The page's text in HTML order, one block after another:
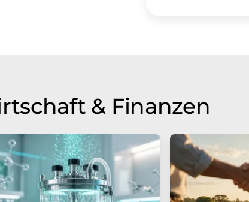
& Finanzen